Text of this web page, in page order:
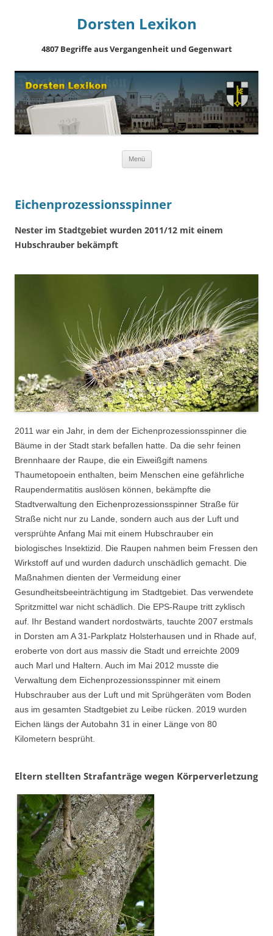
Dorsten Lexikon
4807 Begriffe aus Vergangenheit und Gegenwart
Menü
Eichenprozessionsspinner
Nester im Stadtgebiet wurden 2011/12 mit einem
Hubschrauber bekämpft
2011 war ein Jahr, in dem der Eichenprozessionsspinner die
Bäume in der Stadt stark befallen hatte. Da die sehr feinen
Brennhaare der Raupe, die ein Eiweißgift namens
Thaumetopoein enthalten, beim Menschen eine gefährliche
Raupendermatitis auslösen können, bekämpfte die
Stadtverwaltung den Eichenprozessionsspinner Straße für
Straße nicht nur zu Lande, sondern auch aus der Luft und
versprühte Anfang Mai mit einem Hubschrauber ein
biologisches Insektizid. Die Raupen nahmen beim Fressen den
Wirkstoff auf und wurden dadurch unschädlich gemacht. Die
Maßnahmen dienten der Vermeidung einer
Gesundheitsbeeinträchtigung im Stadtgebiet. Das verwendete
Spritzmittel war nicht schädlich. Die EPS-Raupe tritt zyklisch
auf. Ihr Bestand wandert nordostwärts, tauchte 2007 erstmals
in Dorsten am A 31-Parkplatz Holsterhausen und in Rhade auf,
eroberte von dort aus massiv die Stadt und erreichte 2009
auch Marl und Haltern. Auch im Mai 2012 musste die
Verwaltung dem Eichenprozessionsspinner mit einem
Hubschrauber aus der Luft und mit Sprühgeräten vom Boden
aus im gesamten Stadtgebiet zu Leibe rücken. 2019 wurden
Eichen längs der Autobahn 31 in einer Länge von 80
Kilometern besprüht.
Eltern stellten Strafanträge wegen Körperverletzung